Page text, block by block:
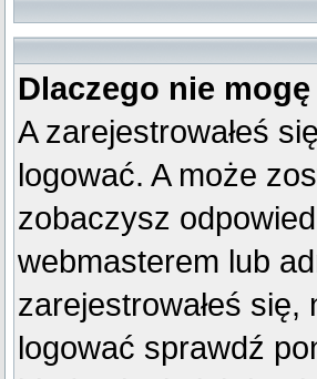
Dlaczego nie
A zarejestrowałeś
logować. A może
zobaczysz
webmasterem lub
zarejestrowałeś
logować sprawdź